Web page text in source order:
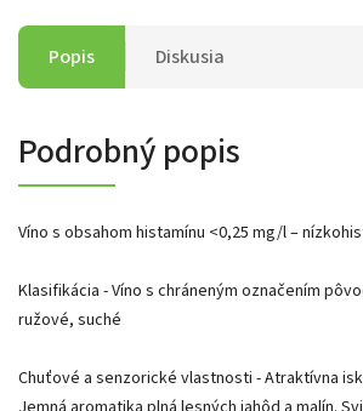
Popis Diskusia
Podrobný popis
Víno s obsahom histamínu <0,25 mg/l –
Klasifikácia - Víno s chráneným označením
ružové, suché
Chuťové a senzorické vlastnosti - Atraktívna